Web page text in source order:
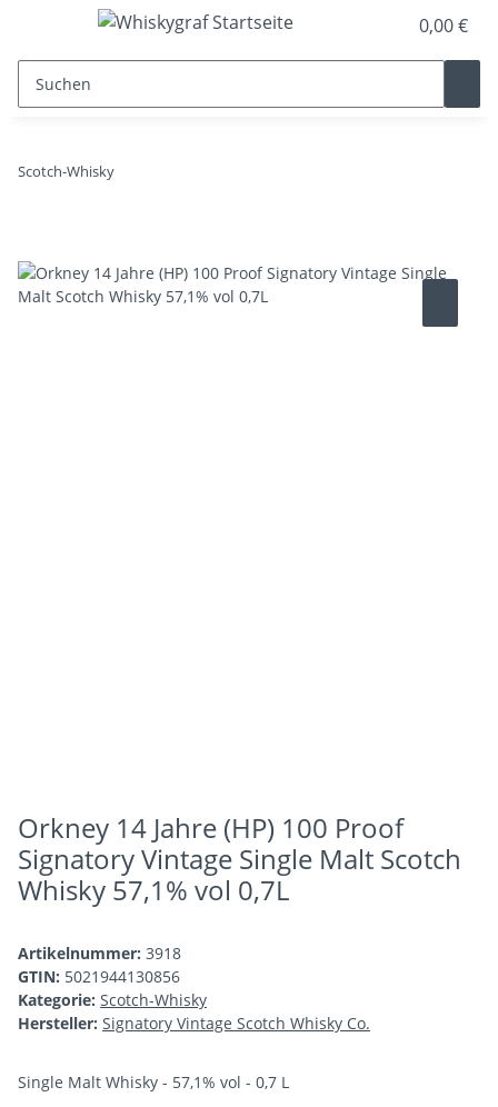
0,00 €
Scotch-Whisky
Orkney 14 Jahre (HP) 100 Proof
Signatory Vintage Single Malt Scotch
Whisky 57,1% vol 0,7L
Artikelnummer: 3918
GTIN: 5021944130856
Kategorie: Scotch-Whisky
Hersteller: Signatory Vintage Scotch Whisky Co.
Single Malt Whisky - 57,1% vol - 0,7 L